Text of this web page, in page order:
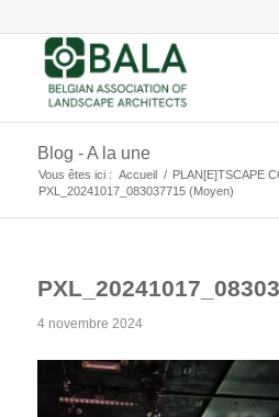
Blog - A la une
Vous êtes ici : Accueil / PLAN[E]TSCAPE
PXL_20241017_083037715 (Moyen)
4 novembre 2024